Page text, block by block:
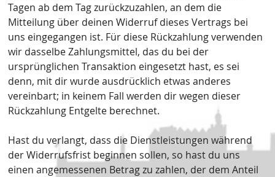
Tagen ab dem Tag zurückzuzahlen, an dem die
Mitteilung über deinen Widerruf dieses Vertrags bei
uns eingegangen ist. Für diese Rückzahlung verwenden
wir dasselbe Zahlungsmittel, das du bei der
ursprünglichen Transaktion eingesetzt hast, es sei
denn, mit dir wurde ausdrücklich etwas anderes
vereinbart; in keinem Fall werden dir wegen dieser
Rückzahlung Entgelte berechnet.
Hast du verlangt, dass die Dienstleistungen während
der Widerrufsfrist beginnen sollen, so hast du uns
einen angemessenen Betrag zu zahlen, der dem Anteil